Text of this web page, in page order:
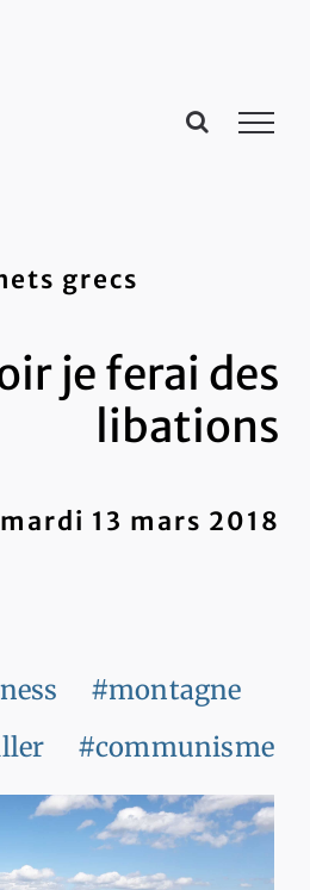
grecs
je ferai des
libations
mardi 13 mars 2018
#montagne
#communisme